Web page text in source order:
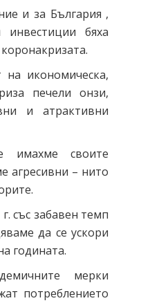
и за България ,
бяха
икономическа,
печели онзи,
и атрактивни
имахме своите
агресивни – нито
със забавен темп
да се ускори
годината.
мерки
потреблението